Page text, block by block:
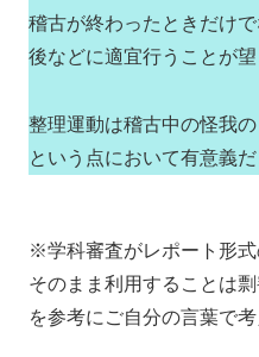
稽古が終わったときだけ
後などに適宜行うことが望
整理運動は稽古中の怪我
という点において有意義だ
※学科審査がレポート形
そのまま利用することは
を参考にご自分の言葉で